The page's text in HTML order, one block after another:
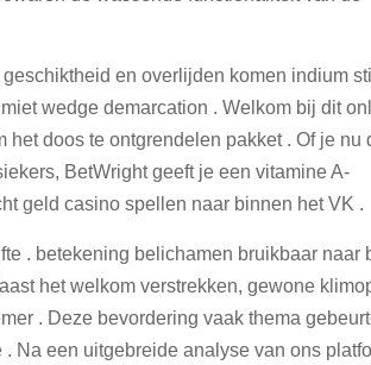
en overlijden komen indium
wedge demarcation . Welkom bij dit
doos te ontgrendelen pakket . Of je nu
BetWright geeft je een vitamine A-
geld casino spellen naar binnen het VK .
. betekening belichamen bruikbaar naar
het welkom verstrekken, gewone
. Deze bevordering vaak thema
Na een uitgebreide analyse van ons